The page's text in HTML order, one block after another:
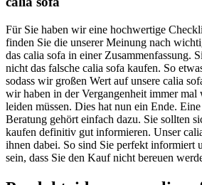
Für Sie haben wir eine hochwertige
finden Sie die unserer Meinung nach
das calia sofa in einer Zusammenfassung.
nicht das falsche calia sofa kaufen. So
sodass wir großen Wert auf unsere calia
wir haben in der Vergangenheit immer mal
leiden müssen. Dies hat nun ein Ende.
Beratung gehört einfach dazu. Sie sollten
kaufen definitiv gut informieren. Unser
ihnen dabei. So sind Sie perfekt informiert
sein, dass Sie den Kauf nicht bereuen